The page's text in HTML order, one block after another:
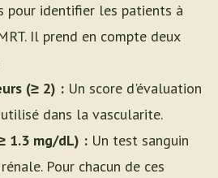
pour identifier les patients à
Il prend en compte deux
(≥ 2) : Un score d'évaluation
dans la vascularite.
1.3 mg/dL) : Un test sanguin
Pour chacun de ces